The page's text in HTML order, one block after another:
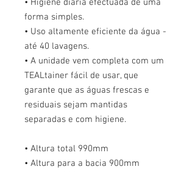
• Higiene diária efectuada de uma
forma simples.
• Uso altamente eficiente da água -
até 40 lavagens.
• A unidade vem completa com um
TEALtainer fácil de usar, que
garante que as águas frescas e
residuais sejam mantidas
separadas e com higiene.
• Altura total 990mm
• Altura para a bacia 900mm